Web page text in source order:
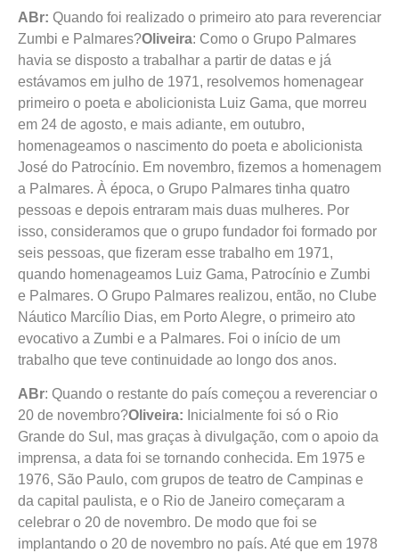
ABr: Quando foi realizado o primeiro ato para reverenciar
Zumbi e Palmares?Oliveira: Como o Grupo Palmares
havia se disposto a trabalhar a partir de datas e já
estávamos em julho de 1971, resolvemos homenagear
primeiro o poeta e abolicionista Luiz Gama, que morreu
em 24 de agosto, e mais adiante, em outubro,
homenageamos o nascimento do poeta e abolicionista
José do Patrocínio. Em novembro, fizemos a homenagem
a Palmares. À época, o Grupo Palmares tinha quatro
pessoas e depois entraram mais duas mulheres. Por
isso, consideramos que o grupo fundador foi formado por
seis pessoas, que fizeram esse trabalho em 1971,
quando homenageamos Luiz Gama, Patrocínio e Zumbi
e Palmares. O Grupo Palmares realizou, então, no Clube
Náutico Marcílio Dias, em Porto Alegre, o primeiro ato
evocativo a Zumbi e a Palmares. Foi o início de um
trabalho que teve continuidade ao longo dos anos.
ABr: Quando o restante do país começou a reverenciar o
20 de novembro?Oliveira: Inicialmente foi só o Rio
Grande do Sul, mas graças à divulgação, com o apoio da
imprensa, a data foi se tornando conhecida. Em 1975 e
1976, São Paulo, com grupos de teatro de Campinas e
da capital paulista, e o Rio de Janeiro começaram a
celebrar o 20 de novembro. De modo que foi se
implantando o 20 de novembro no país. Até que em 1978